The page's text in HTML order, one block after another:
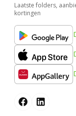
Laatste folders,
kortingen